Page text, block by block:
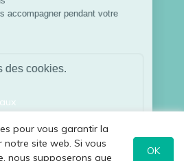
pour vous garantir la
notre site web. Si vous
nous supposerons que
OK